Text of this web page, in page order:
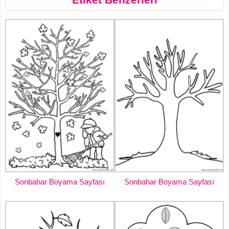
Sonbahar Boyama Sayfası Sonbahar Boyama Sayfası